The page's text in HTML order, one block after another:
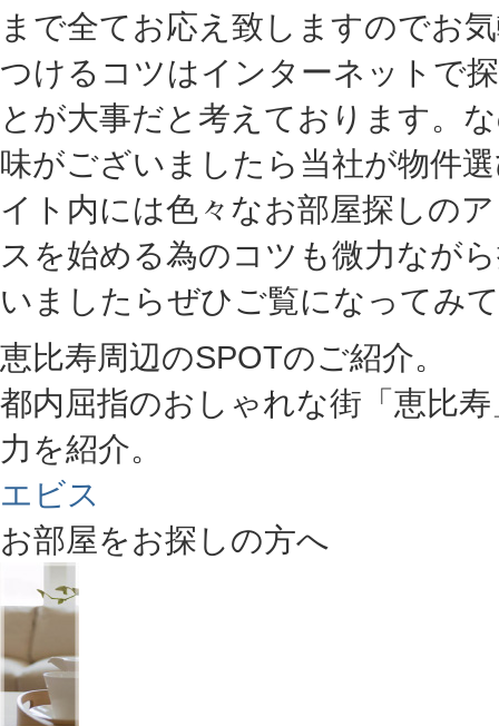
まで全てお応え致しますのでお
つけるコツはインターネットで
とが大事だと考えております。
味がございましたら当社が物件
イト内には色々なお部屋探しの
スを始める為のコツも微力なが
いましたらぜひご覧になってみ
恵比寿周辺のSPOTのご紹介。
都内屈指のおしゃれな街「恵比
力を紹介。
エビス
お部屋をお探しの方へ